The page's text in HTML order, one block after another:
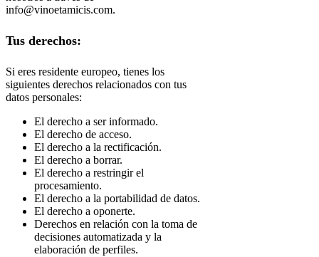
info@vinoetamicis.com.
Tus derechos:
Si eres residente europeo, tienes los
siguientes derechos relacionados con tus
datos personales:
El derecho a ser informado.
El derecho de acceso.
El derecho a la rectificación.
El derecho a borrar.
El derecho a restringir el
procesamiento.
El derecho a la portabilidad de datos.
El derecho a oponerte.
Derechos en relación con la toma de
decisiones automatizada y la
elaboración de perfiles.